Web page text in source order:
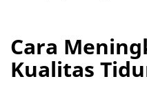
Cara
Kualitas